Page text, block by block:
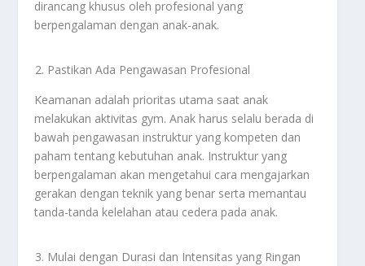
dirancang khusus oleh profesional yang
berpengalaman dengan anak-anak.
Pastikan Ada Pengawasan Profesional
Keamanan adalah prioritas utama saat anak
melakukan aktivitas gym. Anak harus selalu berada di
bawah pengawasan instruktur yang kompeten dan
paham tentang kebutuhan anak. Instruktur yang
berpengalaman akan mengetahui cara mengajarkan
gerakan dengan teknik yang benar serta memantau
tanda-tanda kelelahan atau cedera pada anak.
Mulai dengan Durasi dan Intensitas yang Ringan